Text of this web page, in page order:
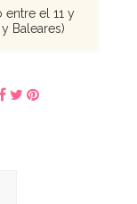
el 11 y
Baleares)